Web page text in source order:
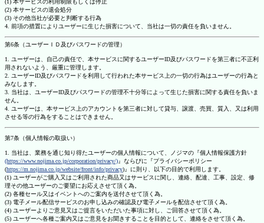
(1) 本サービスの利用制限もしくは停止
(2) 本サービスの退会処分
(3) その他当社が必要と判断する行為
4. 前項の措置によりユーザーに生じた損害について、当社は一切の責任を負いません。
第6条（ユーザーＩＤ及びパスワードの管理）
1. ユーザーは、自己の責任で、本サービスに関するユーザーID及びパスワードを第三者に不正利
用されないよう、厳重に管理します。
2. ユーザーID及びパスワードを利用して行われた本サービス上の一切の行為はユーザーの行為と
みなします。
3. 当社は、ユーザーID及びパスワードの管理不十分等によって生じた損害に関する責任を負いま
せん。
4. ユーザーは、本サービス上のアカウントを第三者に対して貸与、譲渡、売買、質入、又は利用
させる等の行為をすることはできません。
第7条（個人情報の取扱い）
1. 当社は、業務を通じ知り得たユーザーの個人情報について、ノジマの『個人情報保護方針
(https://www.nojima.co.jp/corporation/privacy/)』ならびに『プライバシーポリシー
(https://m.nojima.co.jp/website/front/info/privacy)』に則り、以下の目的で利用します。
(1) ユーザーがご購入又はご利用された商品又はサービスに関し、連絡、配達、工事、設定、修
理その他ユーザーのご要望にお応えさせて頂く為。
(2) 各種セール又はイベントへのご案内を送付させて頂く為。
(3) 電子メール配信サービスのお申し込みの確認及び電子メールを配信させて頂く為。
(4) ユーザーよりご意見又はご提言をいただいた事項に対し、ご回答させて頂く為。
(5) ユーザーへ各種ご案内又はご意見をお聞きすることを目的として、連絡をさせて頂く為。